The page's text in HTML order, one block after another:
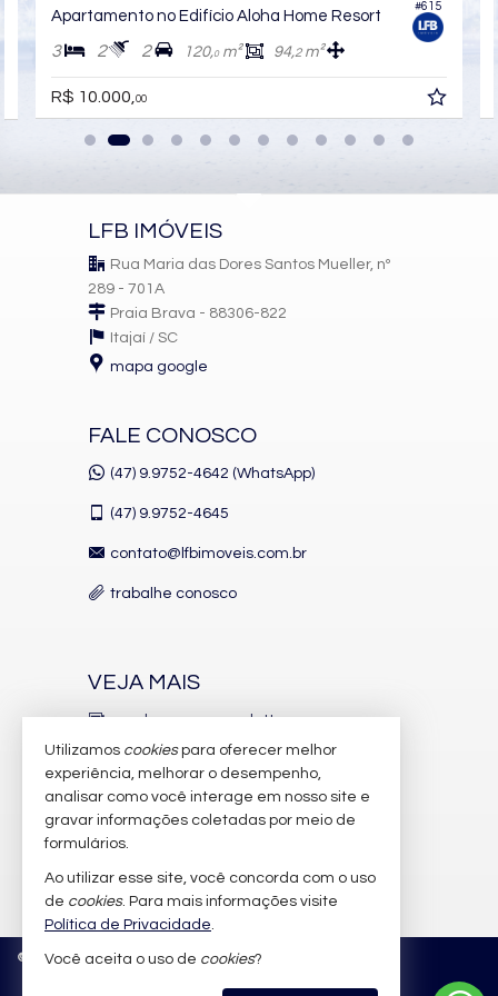
#615
Apartamento no Edifício Aloha Home Resort
3 2 2 120,0m² 94,2m²
R$ 10.000,00
LFB IMÓVEIS
Rua Maria das Dores Santos Mueller, nº
289 - 701A
Praia Brava - 88306-822
Itajaí / SC
mapa google
FALE CONOSCO
(47) 9.9752-4642 (WhatsApp)
(47) 9.9752-4645
contato@lfbimoveis.com.br
trabalhe conosco
VEJA MAIS
receba nosso newsletter
indicadores financeiros
cadastre seu imóvel
imóveis favoritos
mapa de imóveis
© 2026 CRECI/SC 6.388-J Política de Privacidade
Utilizamos cookiespara oferecer melhor
experiência, melhorar o desempenho,
analisar como você interage em nosso site e
gravar informações coletadas por meio de
formulários.
Ao utilizar esse site, você concorda com o uso
de cookies. Para mais informações visite
Política de Privacidade.
Você aceita o uso de cookies?